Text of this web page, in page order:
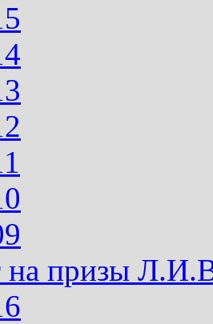
на призы